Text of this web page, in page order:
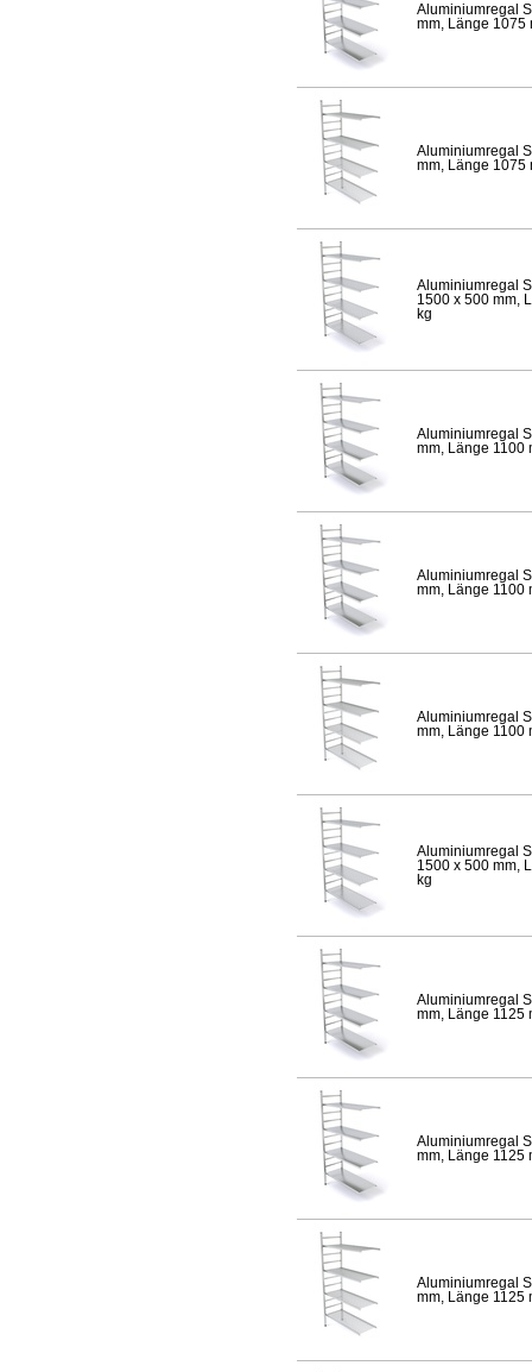
Aluminiumregal
mm, Länge 1075
Aluminiumregal
mm, Länge 1075
Aluminiumregal
1500 x 500 mm,
kg
Aluminiumregal
mm, Länge 1100
Aluminiumregal
mm, Länge 1100
Aluminiumregal
mm, Länge 1100
Aluminiumregal
1500 x 500 mm,
kg
Aluminiumregal
mm, Länge 1125
Aluminiumregal
mm, Länge 1125
Aluminiumregal
mm, Länge 1125